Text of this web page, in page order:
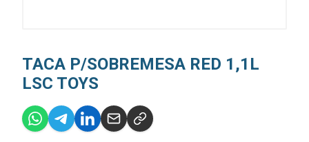
TACA P/SOBREMESA RED 1,1L
LSC TOYS